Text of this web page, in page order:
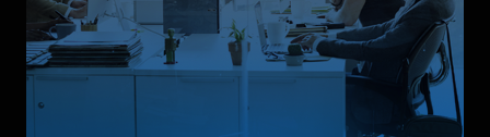
by Sergio Ramos
Actualidad
5 de agosto de 2026